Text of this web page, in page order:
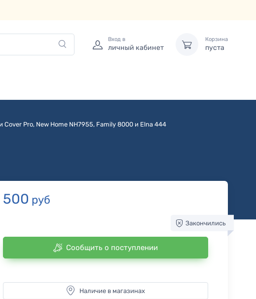
Вход в
личный кабинет
Корзина
пуста
Pro, New Home NH7955, Family 8000 и Elna 444
500 руб
Закончились
Сообщить о поступлении
Наличие в магазинах